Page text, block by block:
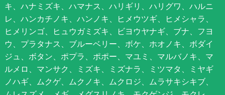
キ、ハナミズキ、ハマナス、ハリギリ、ハリグワ、ハルニ
レ、ハンカチノキ、ハンノキ、ヒメウツギ、ヒメシャラ、
ヒメリンゴ、ヒュウガミズキ、ビヨウヤナギ、ブナ、フヨ
ウ、プラタナス、ブルーベリー、ボケ、ホオノキ、ボダイ
ジュ、ボタン、ポプラ、ポポー、マユミ、マルバノキ、マ
ルメロ、マンサク、ミズキ、ミズナラ、ミツマタ、ミヤギ
ノハギ、ムクゲ、ムクノキ、ムクロジ、ムラサキシキブ、